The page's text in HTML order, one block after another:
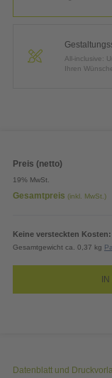
All-inclusive:
Ihren
Preis (netto)
19% MwSt.
Gesamtpreis (inkl. MwSt.)
Keine versteckten Kosten:
Gesamtgewicht ca. 0,37 kg
IN
Datenblatt und